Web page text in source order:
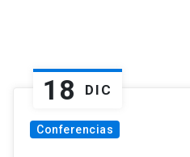
18 DIC
Conferencias